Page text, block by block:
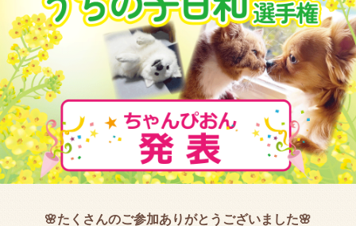
🌸たくさんのご参加ありがとうございました🌸